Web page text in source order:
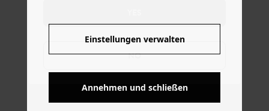
NO
KOSTENFREIE LIEFERUNG
Ab 60€*
Einstellungen verwalten
Annehmen und schließen